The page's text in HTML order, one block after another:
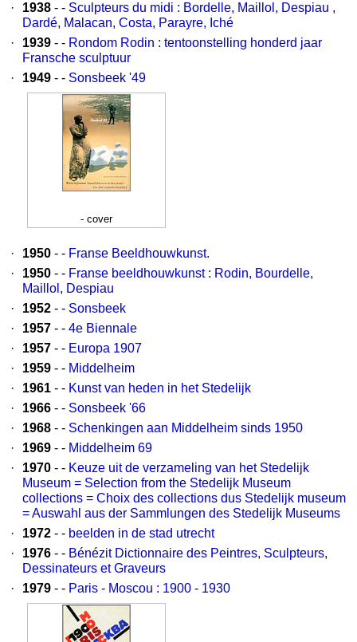
·
1938 - - Sculpteurs du midi : Bordelle, Maillol, Despiau ,
Dardé, Malacan, Costa, Parayre, Iché
·
1939 - - Rondom Rodin : tentoonstelling honderd jaar
Fransche sculptuur
·
1949 - - Sonsbeek '49
- cover
· 1950 - - Franse Beeldhouwkunst.
·
1950 - - Franse beeldhouwkunst : Rodin, Bourdelle,
Maillol, Despiau
·
1952 - - Sonsbeek
·
1957 - - 4e Biennale
·
1957 - - Europa 1907
·
1959 - - Middelheim
·
1961 - - Kunst van heden in het Stedelijk
·
1966 - - Sonsbeek '66
·
1968 - - Schenkingen aan Middelheim sinds 1950
·
1969 - - Middelheim 69
·
1970 - - Keuze uit de verzameling van het Stedelijk
Museum = Selection from the Stedelijk Museum
collections = Choix des collections dus Stedelijk museum
= Auswahl aus der Sammlungen des Stedelijk Museums
·
1972 - - beelden in de stad utrecht
·
1976 - - Bénézit Dictionnaire des Peintres, Sculpteurs,
Dessinateurs et Graveurs
·
1979 - - Paris - Moscou : 1900 - 1930